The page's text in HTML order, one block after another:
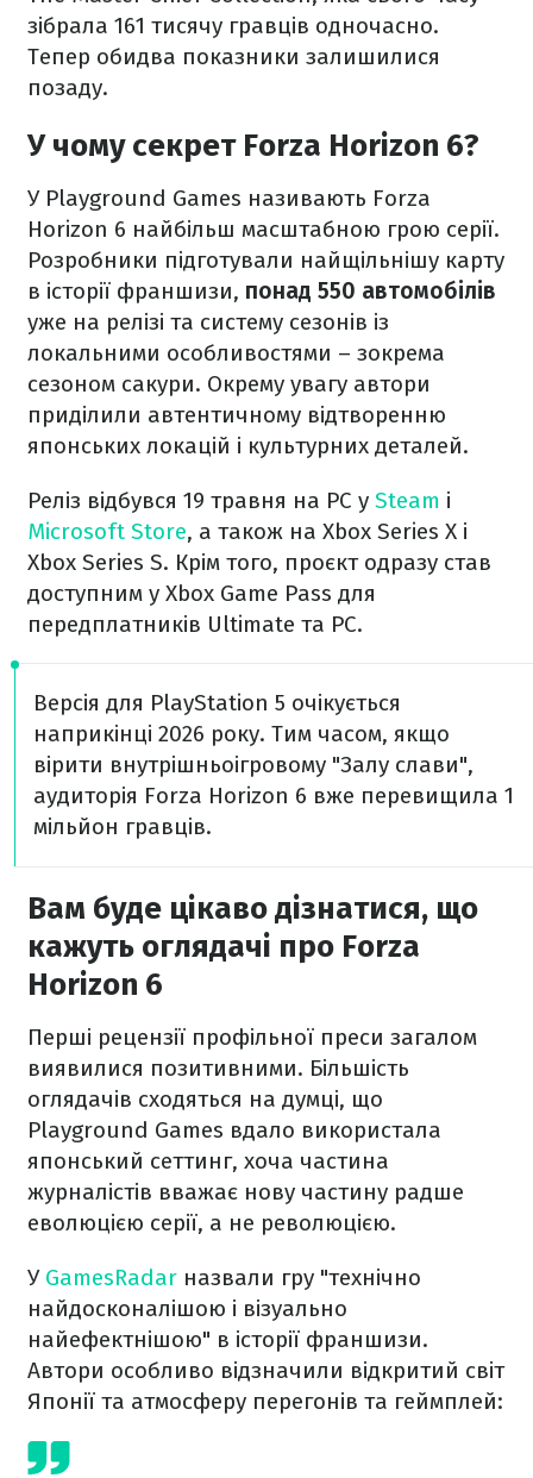
зібрала 161 тисячу гравців одночасно.
Тепер обидва показники залишилися
позаду.
У чому секрет Forza Horizon 6?
У Playground Games називають Forza
Horizon 6 найбільш масштабною грою серії.
Розробники підготували найщільнішу карту
в історії франшизи, понад 550 автомобілів
уже на релізі та систему сезонів із
локальними особливостями – зокрема
сезоном сакури. Окрему увагу автори
приділили автентичному відтворенню
японських локацій і культурних деталей.
Реліз відбувся 19 травня на PC у Steam і
Microsoft Store, а також на Xbox Series X і
Xbox Series S. Крім того, проєкт одразу став
доступним у Xbox Game Pass для
передплатників Ultimate та PC.
Версія для PlayStation 5 очікується
наприкінці 2026 року. Тим часом, якщо
вірити внутрішньоігровому "Залу слави",
аудиторія Forza Horizon 6 вже перевищила 1
мільйон гравців.
Вам буде цікаво дізнатися, що
кажуть оглядачі про Forza
Horizon 6
Перші рецензії профільної преси загалом
виявилися позитивними. Більшість
оглядачів сходяться на думці, що
Playground Games вдало використала
японський сеттинг, хоча частина
журналістів вважає нову частину радше
еволюцією серії, а не революцією.
У GamesRadar назвали гру "технічно
найдосконалішою і візуально
найефектнішою" в історії франшизи.
Автори особливо відзначили відкритий світ
Японії та атмосферу перегонів та геймплей: